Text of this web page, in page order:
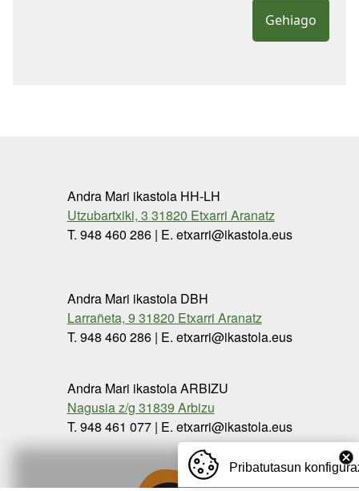
Gehiago
Andra Mari ikastola HH-LH
Utzubartxiki, 3 31820 Etxarri Aranatz
T. 948 460 286 | E. etxarri@ikastola.eus
Andra Mari ikastola DBH
Larrañeta, 9 31820 Etxarri Aranatz
T. 948 460 286 | E. etxarri@ikastola.eus
Andra Mari ikastola ARBIZU
Nagusia z/g 31839 Arbizu
T. 948 461 077 | E. etxarri@ikastola.eus
Pribatutasun